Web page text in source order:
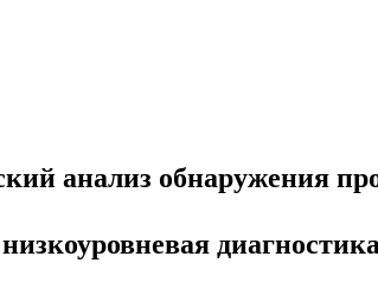
анализ обнаружения